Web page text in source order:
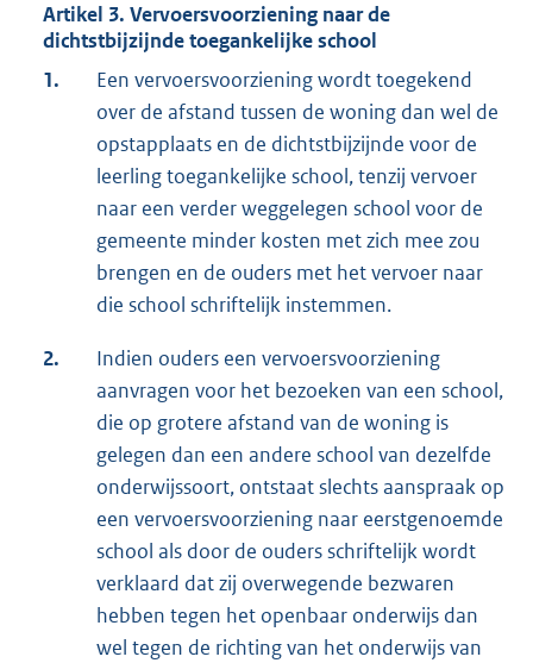
Artikel 3. Vervoersvoorziening naar de
dichtstbijzijnde toegankelijke school
1.
Een vervoersvoorziening wordt toegekend
over de afstand tussen de woning dan wel de
opstapplaats en de dichtstbijzijnde voor de
leerling toegankelijke school, tenzij vervoer
naar een verder weggelegen school voor de
gemeente minder kosten met zich mee zou
brengen en de ouders met het vervoer naar
die school schriftelijk instemmen.
2.
Indien ouders een vervoersvoorziening
aanvragen voor het bezoeken van een school,
die op grotere afstand van de woning is
gelegen dan een andere school van dezelfde
onderwijssoort, ontstaat slechts aanspraak op
een vervoersvoorziening naar eerstgenoemde
school als door de ouders schriftelijk wordt
verklaard dat zij overwegende bezwaren
hebben tegen het openbaar onderwijs dan
wel tegen de richting van het onderwijs van